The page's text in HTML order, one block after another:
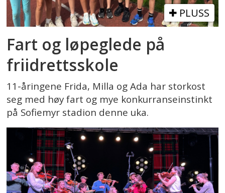
PLUSS
Fart og løpeglede på
friidrettsskole
11-åringene Frida, Milla og Ada har storkost
seg med høy fart og mye konkurranseinstinkt
på Sofiemyr stadion denne uka.